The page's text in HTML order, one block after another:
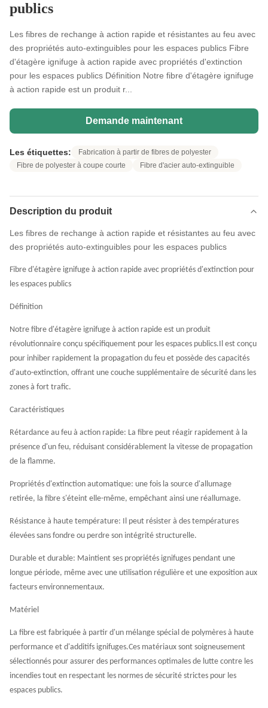
publics
Les fibres de rechange à action rapide et résistantes au feu avec
des propriétés auto-extinguibles pour les espaces publics Fibre
d'étagère ignifuge à action rapide avec propriétés d'extinction
pour les espaces publics Définition Notre fibre d'étagère ignifuge
à action rapide est un produit r...
Demande maintenant
Les étiquettes:
Fabrication à partir de fibres de polyester
Fibre de polyester à coupe courte
Fibre d'acier auto-extinguible
Description du produit
Les fibres de rechange à action rapide et résistantes au feu avec
des propriétés auto-extinguibles pour les espaces publics
Fibre d'étagère ignifuge à action rapide avec propriétés d'extinction pour
les espaces publics
Définition
Notre fibre d'étagère ignifuge à action rapide est un produit
révolutionnaire conçu spécifiquement pour les espaces publics.Il est conçu
pour inhiber rapidement la propagation du feu et possède des capacités
d'auto-extinction, offrant une couche supplémentaire de sécurité dans les
zones à fort trafic.
Caractéristiques
Rétardance au feu à action rapide: La fibre peut réagir rapidement à la
présence d'un feu, réduisant considérablement la vitesse de propagation
de la flamme.
Propriétés d'extinction automatique: une fois la source d'allumage
retirée, la fibre s'éteint elle-même, empêchant ainsi une réallumage.
Résistance à haute température: Il peut résister à des températures
élevées sans fondre ou perdre son intégrité structurelle.
Durable et durable: Maintient ses propriétés ignifuges pendant une
longue période, même avec une utilisation régulière et une exposition aux
facteurs environnementaux.
Matériel
La fibre est fabriquée à partir d'un mélange spécial de polymères à haute
performance et d'additifs ignifuges.Ces matériaux sont soigneusement
sélectionnés pour assurer des performances optimales de lutte contre les
incendies tout en respectant les normes de sécurité strictes pour les
espaces publics.